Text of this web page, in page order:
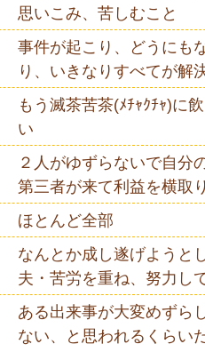
思いこみ、苦しむこと
事件が起こり、どうにも
り、いきなりすべてが解
もう滅茶苦茶(ﾒﾁｬｸﾁｬ)に
い
２人がゆずらないで自分
第三者が来て利益を横取
ほとんど全部
なんとか成し遂げようと
夫・苦労を重ね、努力し
ある出来事が大変めずら
ない、と思われるくらい